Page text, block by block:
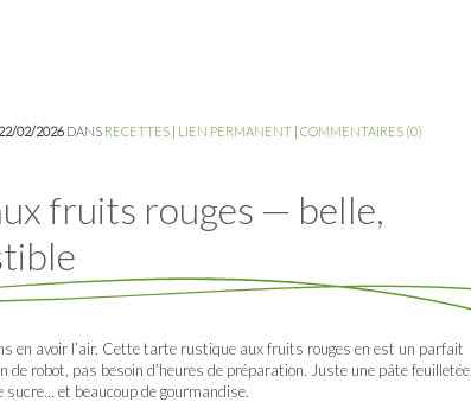
02/2026DANS RECETTES | LIEN PERMANENT | COMMENTAIRES (0)
fruits rouges — belle,
en avoir l’air. Cette tarte rustique aux fruits rouges en est un parfait
de robot, pas besoin d’heures de préparation. Juste une pâte feuilletée,
sucre… et beaucoup de gourmandise.